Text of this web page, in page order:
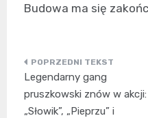
Budowa ma się
Nawigacja
wpisu
Legendarny gang
pruszkowski znów w akcji:
„Słowik”, „Pieprzu” i